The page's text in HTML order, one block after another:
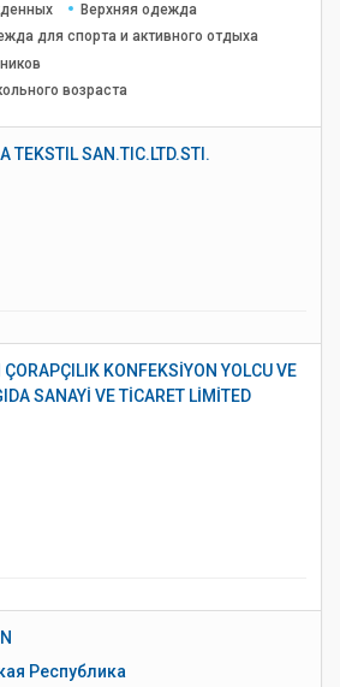
Верхняя одежда
для спорта и активного отдыха
возраста
TEKSTIL SAN.TIC.LTD.STI.
ÇORAPÇILIK KONFEKSİYON YOLCU VE
SANAYİ VE TİCARET LİMİTED
Республика